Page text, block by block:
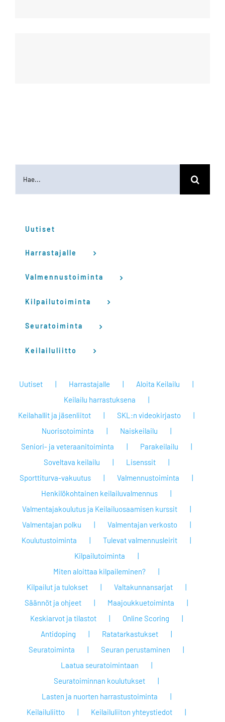
Uutiset
Harrastajalle
Valmennustoiminta
Kilpailutoiminta
Seuratoiminta
Keilailuliitto
Uutiset Harrastajalle
Aloita Keilailu
Keilailu harrastuksena
Keilahallit ja jäsenliitot
SKL:n videokirjasto
Nuorisotoiminta
Naiskeilailu
Seniori- ja veteraanitoiminta
Parakeilailu
Soveltava keilailu
Lisenssit
Sporttiturva-vakuutus
Valmennustoiminta
Henkilökohtainen keilailuvalmennus
Valmentajakoulutus ja Keilailuosaamisen kurssit
Valmentajan polku
Valmentajan verkosto
Koulutustoiminta
Tulevat valmennusleirit
Kilpailutoiminta
Miten aloittaa kilpaileminen?
Kilpailut ja tulokset
Valtakunnansarjat
Säännöt ja ohjeet
Maajoukkuetoiminta
Keskiarvot ja tilastot
Online Scoring
Antidoping
Ratatarkastukset
Seuratoiminta
Seuran perustaminen
Laatua seuratoimintaan
Seuratoiminnan koulutukset
Lasten ja nuorten harrastustoiminta
Keilailuliitto
Keilailuliiton yhteystiedot